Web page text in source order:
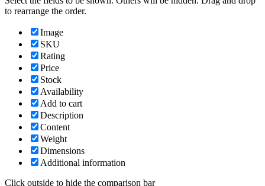
to rearrange the order.
Image
SKU
Rating
Price
Stock
Availability
Add to cart
Description
Content
Weight
Dimensions
Additional information
Click outside to hide the comparison bar